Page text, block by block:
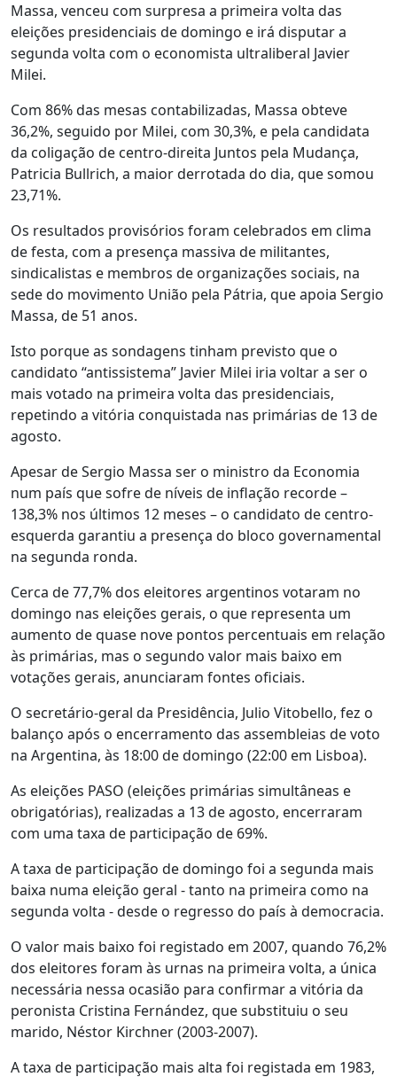
Massa, venceu com surpresa a primeira volta das
eleições presidenciais de domingo e irá disputar a
segunda volta com o economista ultraliberal Javier
Milei.
Com 86% das mesas contabilizadas, Massa obteve
36,2%, seguido por Milei, com 30,3%, e pela candidata
da coligação de centro-direita Juntos pela Mudança,
Patricia Bullrich, a maior derrotada do dia, que somou
23,71%.
Os resultados provisórios foram celebrados em clima
de festa, com a presença massiva de militantes,
sindicalistas e membros de organizações sociais, na
sede do movimento União pela Pátria, que apoia Sergio
Massa, de 51 anos.
Isto porque as sondagens tinham previsto que o
candidato “antissistema” Javier Milei iria voltar a ser o
mais votado na primeira volta das presidenciais,
repetindo a vitória conquistada nas primárias de 13 de
agosto.
Apesar de Sergio Massa ser o ministro da Economia
num país que sofre de níveis de inflação recorde –
138,3% nos últimos 12 meses – o candidato de centro-
esquerda garantiu a presença do bloco governamental
na segunda ronda.
Cerca de 77,7% dos eleitores argentinos votaram no
domingo nas eleições gerais, o que representa um
aumento de quase nove pontos percentuais em relação
às primárias, mas o segundo valor mais baixo em
votações gerais, anunciaram fontes oficiais.
O secretário-geral da Presidência, Julio Vitobello, fez o
balanço após o encerramento das assembleias de voto
na Argentina, às 18:00 de domingo (22:00 em Lisboa).
As eleições PASO (eleições primárias simultâneas e
obrigatórias), realizadas a 13 de agosto, encerraram
com uma taxa de participação de 69%.
A taxa de participação de domingo foi a segunda mais
baixa numa eleição geral - tanto na primeira como na
segunda volta - desde o regresso do país à democracia.
O valor mais baixo foi registado em 2007, quando 76,2%
dos eleitores foram às urnas na primeira volta, a única
necessária nessa ocasião para confirmar a vitória da
peronista Cristina Fernández, que substituiu o seu
marido, Néstor Kirchner (2003-2007).
A taxa de participação mais alta foi registada em 1983,